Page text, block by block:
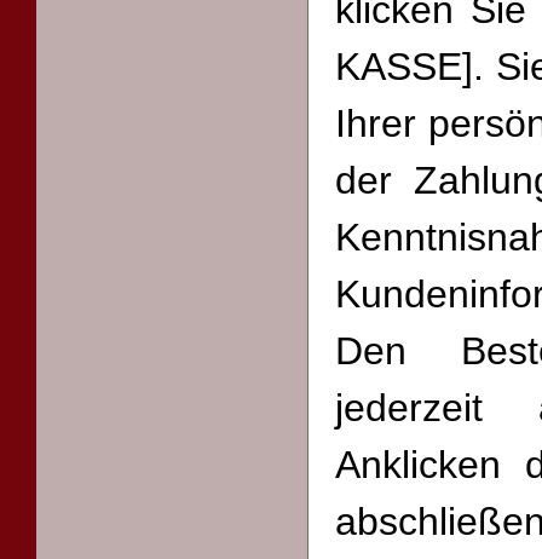
klicken
KASSE].
Ihrer
der
Den
jederzeit
Anklicken